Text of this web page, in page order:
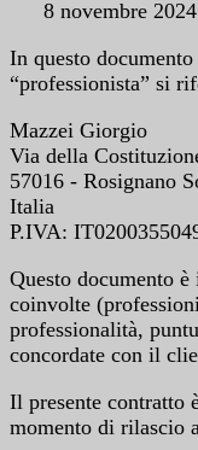
8 novembre 2024
In questo
“professionista” si
Mazzei Giorgio
Via della
57016 - Rosignano
Italia
P.IVA:
Questo documento
coinvolte
professionalità,
concordate con il
Il presente contratto
momento di rilascio